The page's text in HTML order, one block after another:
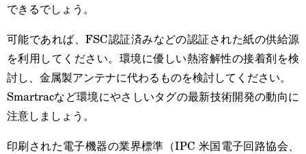
できるでしょう。
可能であれば、FSC認証済みなどの認証された紙の供給源
を利用してください。環境に優しい熱溶解性の接着剤を検
討し、金属製アンテナに代わるものを検討してください。
Smartracなど環境にやさしいタグの最新技術開発の動向に
注意しましょう。
印刷された電子機器の業界標準（IPC 米国電子回路協会、